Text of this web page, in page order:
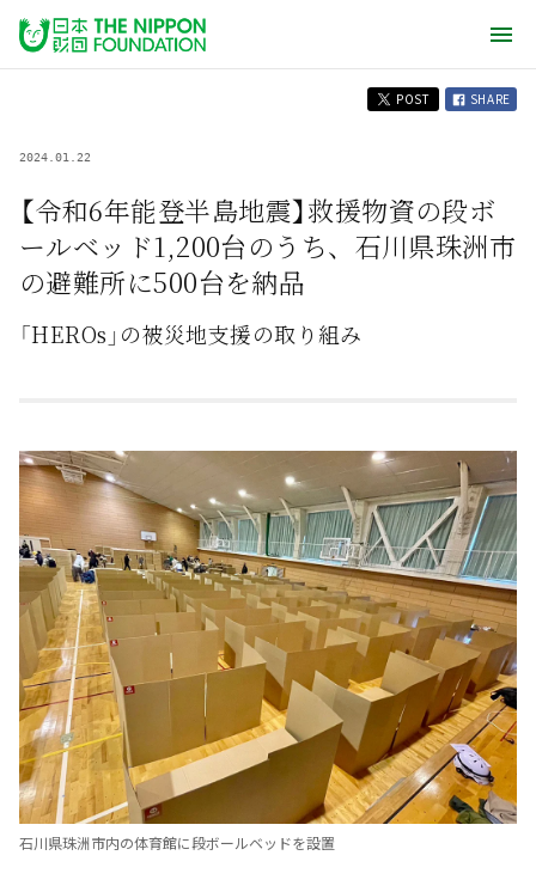
POST SHARE
2024.01.22
【令和6年能登半島地震】救援物資の段ボ
ールベッド1,200台のうち、石川県珠洲市
の避難所に500台を納品
「HEROs」の被災地支援の取り組み
石川県珠洲市内の体育館に段ボールベッドを設置